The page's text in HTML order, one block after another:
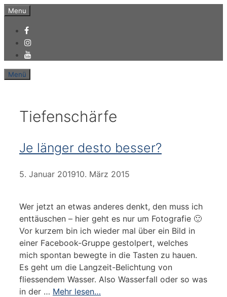
Zum
springen
Menu
Menü
Tiefenschärfe
Je länger desto besser?
5. Januar 201910. März 2015
Wer jetzt an etwas anderes denkt, den muss ich
enttäuschen – hier geht es nur um Fotografie 🙂
Vor kurzem bin ich wieder mal über ein Bild in
einer Facebook-Gruppe gestolpert, welches
mich spontan bewegte in die Tasten zu hauen.
Es geht um die Langzeit-Belichtung von
fliessendem Wasser. Also Wasserfall oder so was
in der … Mehr lesen…